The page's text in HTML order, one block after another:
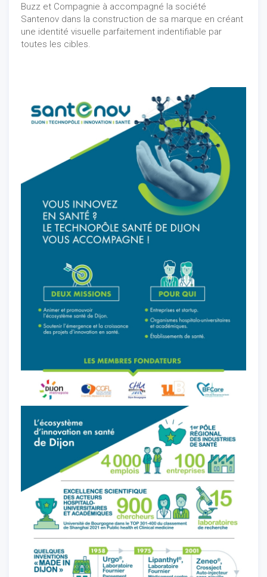
Buzz et Compagnie à accompagné la société
Santenov dans la construction de sa marque en créant
une identité visuelle parfaitement indentifiable par
toutes les cibles.